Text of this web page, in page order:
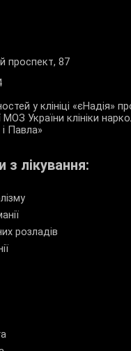
проспект, 87
у клініці «єНадія»
МОЗ України клініки
і Павла»
з лікування:
розладів